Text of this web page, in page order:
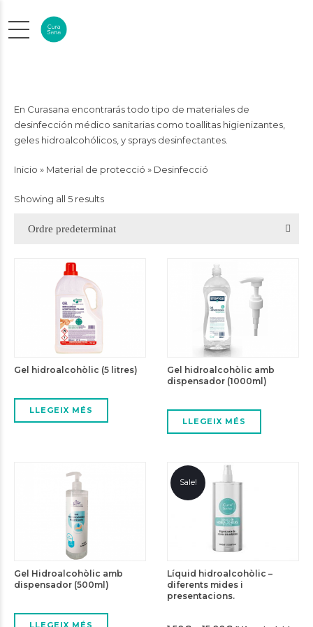
En Curasana encontrarás todo tipo de materiales de
desinfección médico sanitarias como toallitas higienizantes,
geles hidroalcohólicos, y sprays desinfectantes.
Inicio » Material de protecció » Desinfecció
Showing all 5 results
Ordre predeterminat
Gel hidroalcohòlic (5 litres)
LLEGEIX MÉS
Gel hidroalcohòlic amb
dispensador (1000ml)
LLEGEIX MÉS
Gel Hidroalcohòlic amb
dispensador (500ml)
Sale!
Líquid hidroalcohòlic –
diferents mides i
presentacions.